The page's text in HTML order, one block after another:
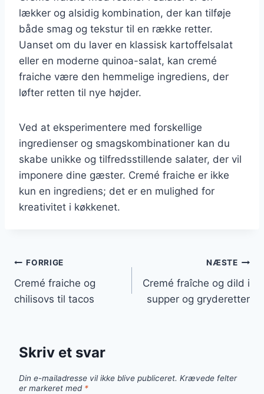
lækker og alsidig kombination, der kan tilføje
både smag og tekstur til en række retter.
Uanset om du laver en klassisk kartoffelsalat
eller en moderne quinoa-salat, kan cremé
fraiche være den hemmelige ingrediens, der
løfter retten til nye højder.
Ved at eksperimentere med forskellige
ingredienser og smagskombinationer kan du
skabe unikke og tilfredsstillende salater, der vil
imponere dine gæster. Cremé fraiche er ikke
kun en ingrediens; det er en mulighed for
kreativitet i køkkenet.
Indlægsnavigation
FORRIGE
Cremé fraiche og
chilisovs til tacos
NÆSTE
Cremé fraîche og dild i
supper og gryderetter
Skriv et svar
Din e-mailadresse vil ikke blive publiceret. Krævede felter
er markeret med *